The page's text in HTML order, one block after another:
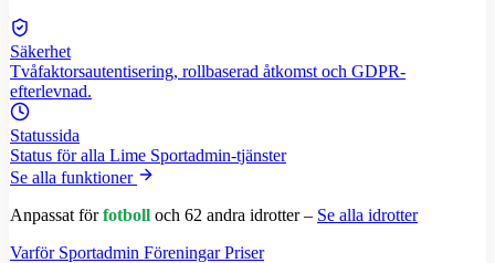
Säkerhet
Tvåfaktorsautentisering, rollbaserad åtkomst och GDPR-
efterlevnad.
Statussida
Status för alla Lime Sportadmin-tjänster
Se alla funktioner
Anpassat förfotboll och 62 andra idrotter – Se alla idrotter
Varför Sportadmin FöreningarPriser